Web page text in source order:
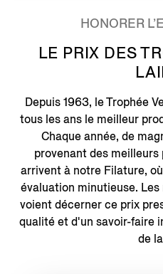
HONORER
LE PRIX DES
Depuis 1963, le Trophée
tous les ans le meilleur
Chaque année, de
provenant des
arrivent à notre Filature,
évaluation minutieuse.
voient décerner ce prix
qualité et d'un savoir-faire
de